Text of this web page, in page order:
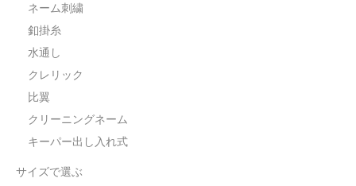
ネーム刺繍
釦掛糸
水通し
クレリック
比翼
クリーニングネーム
キーパー出し入れ式
サイズで選ぶ